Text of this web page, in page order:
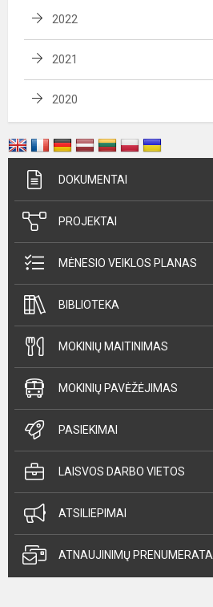
2022
2021
2020
DOKUMENTAI
PROJEKTAI
MĖNESIO VEIKLOS PLANAS
BIBLIOTEKA
MOKINIŲ MAITINIMAS
MOKINIŲ PAVĖŽĖJIMAS
PASIEKIMAI
LAISVOS DARBO VIETOS
ATSILIEPIMAI
ATNAUJINIMŲ PRENUMERATA